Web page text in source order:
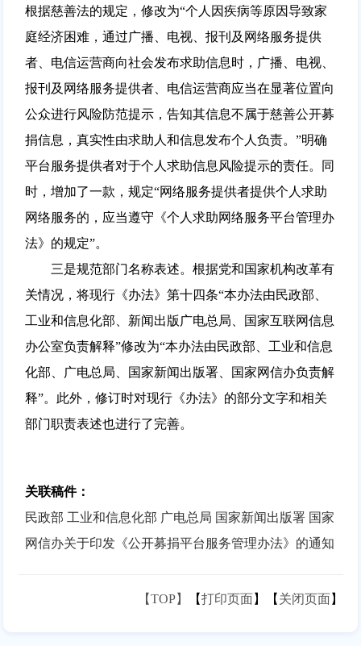
根据慈善法的规定，修改为“个人因疾病等原因导致家
庭经济困难，通过广播、电视、报刊及网络服务提供
者、电信运营商向社会发布求助信息时，广播、电视、
报刊及网络服务提供者、电信运营商应当在显著位置向
公众进行风险防范提示，告知其信息不属于慈善公开募
捐信息，真实性由求助人和信息发布个人负责。”明确
平台服务提供者对于个人求助信息风险提示的责任。同
时，增加了一款，规定“网络服务提供者提供个人求助
网络服务的，应当遵守《个人求助网络服务平台管理办
法》的规定”。
三是规范部门名称表述。根据党和国家机构改革有
关情况，将现行《办法》第十四条“本办法由民政部、
工业和信息化部、新闻出版广电总局、国家互联网信息
办公室负责解释”修改为“本办法由民政部、工业和信息
化部、广电总局、国家新闻出版署、国家网信办负责解
释”。此外，修订时对现行《办法》的部分文字和相关
部门职责表述也进行了完善。
关联稿件：
民政部 工业和信息化部 广电总局 国家新闻出版署 国家
网信办关于印发《公开募捐平台服务管理办法》的通知
【TOP】 【打印页面】【 关闭页面】